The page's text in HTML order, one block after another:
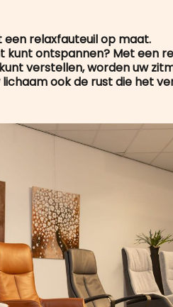
relaxfauteuil op maat.
ontspannen? Met een
verstellen, worden uw
ook de rust die het